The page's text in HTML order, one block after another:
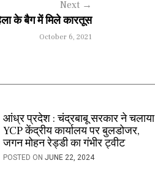
Next →
के बैग में मिले कारतूस
October 6, 2021
आंध्र प्रदेश : चंद्रबाबू सरकार ने चलाया
YCP केंद्रीय कार्यालय पर बुलडोजर,
जगन मोहन रेड्डी का गंभीर ट्वीट
POSTED ON JUNE 22, 2024